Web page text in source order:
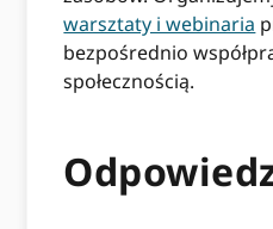
warsztaty i webinaria
bezpośrednio
społecznością.